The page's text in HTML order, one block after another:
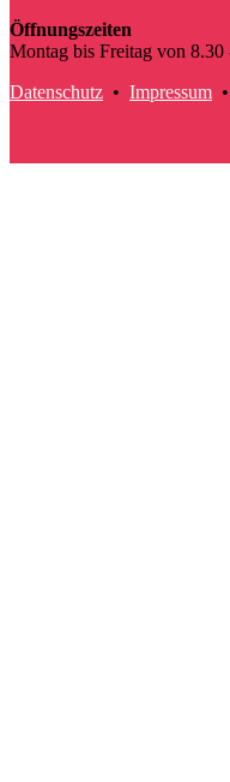
Öffnungszeiten
Montag bis Freitag von
Datenschutz • Impressum •